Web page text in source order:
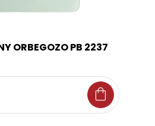
ORBEGOZO PB 2237
shopping_bag